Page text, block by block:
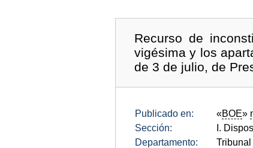
Recurso de
vigésima y los
de 3 de julio, de
Publicado en: «BOE»
Sección:
I.
Departamento:
Tribunal